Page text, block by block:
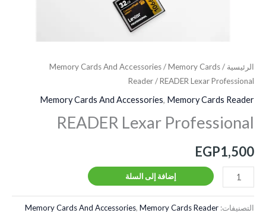
الرئيسية /
Memory Cards And Accessories/Memory Cards
Reader/ READER Lexar Professional
Memory Cards And Accessories, Memory Cards Reader
READER Lexar Professional
EGP1,500
إضافة إلى السلة
التصنيفات: Memory Cards And Accessories, Memory Cards Reader